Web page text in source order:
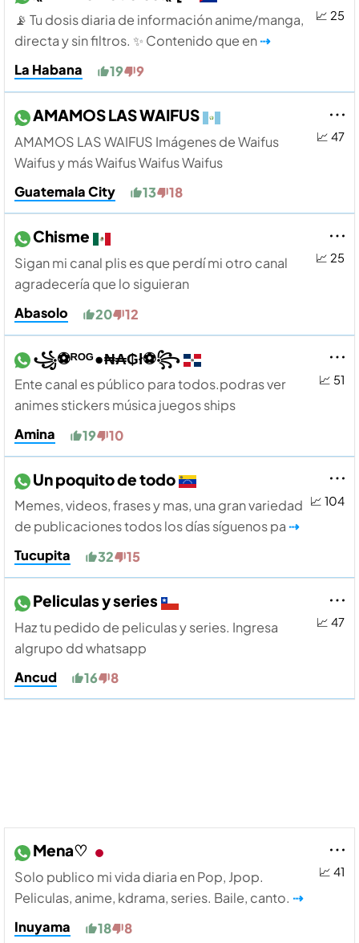
📈 25
📡 Tu dosis diaria de información anime/manga,
directa y sin filtros. ✨ Contenido que en⇢
La Habana
19 9
📈 47
AMAMOS LAS WAIFUS
AMAMOS LAS WAIFUS Imágenes de Waifus
Waifus y más Waifus Waifus Waifus
Guatemala City
13 18
📈 25
Chisme
Sigan mi canal plis es que perdí mi otro canal
agradecería que lo siguieran
Abasolo
20 12
📈 51
꧁⚽ᴿᴼᴳ•₦₳₲ł⚽꧂
Ente canal es público para todos.podras ver
animes stickers música juegos ships
Amina
19 10
📈 104
Un poquito de todo
Memes, videos, frases y mas, una gran variedad
de publicaciones todos los días síguenos pa ⇢
Tucupita
32 15
📈 47
Peliculas y series
Haz tu pedido de peliculas y series. Ingresa
algrupo dd whatsapp
Ancud
16 8
📈 41
Mena♡
Solo publico mi vida diaria en Pop, Jpop.
Peliculas, anime, kdrama, series. Baile, canto. ⇢
Inuyama
18 8